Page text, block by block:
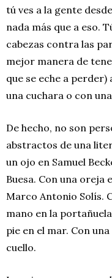
tú ves a la gente
nada más que a eso.
cabezas contra las
mejor manera de
que se eche a perder)
una cuchara o con
De hecho, no son
abstractos de una
un ojo en Samuel
Buesa. Con una oreja
Marco Antonio Solís.
mano en la
pie en el mar. Con
cuello.